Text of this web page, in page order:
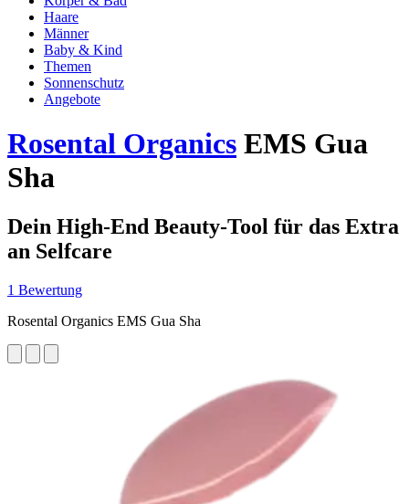
Haare
Männer
Baby & Kind
Themen
Sonnenschutz
Angebote
Rosental Organics EMS Gua
Sha
Dein High-End Beauty-Tool für das Extra
an Selfcare
1 Bewertung
Rosental Organics EMS Gua Sha